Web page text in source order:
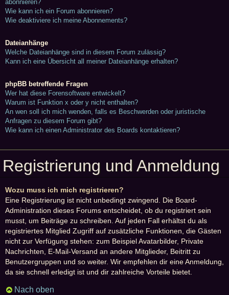
abonnieren?
Wie kann ich ein Forum abonnieren?
Wie deaktiviere ich meine Abonnements?
Dateianhänge
Welche Dateianhänge sind in diesem Forum zulässig?
Kann ich eine Übersicht all meiner Dateianhänge erhalten?
phpBB betreffende Fragen
Wer hat diese Forensoftware entwickelt?
Warum ist Funktion x oder y nicht enthalten?
An wen soll ich mich wenden, falls es Beschwerden oder juristische
Anfragen zu diesem Forum gibt?
Wie kann ich einen Administrator des Boards kontaktieren?
Registrierung und Anmeldung
Wozu muss ich mich registrieren?
Eine Registrierung ist nicht unbedingt zwingend. Die Board-
Administration dieses Forums entscheidet, ob du registriert sein
musst, um Beiträge zu schreiben. Auf jeden Fall erhältst du als
registriertes Mitglied Zugriff auf zusätzliche Funktionen, die Gästen
nicht zur Verfügung stehen: zum Beispiel Avatarbilder, Private
Nachrichten, E-Mail-Versand an andere Mitglieder, Beitritt zu
Benutzergruppen und so weiter. Wir empfehlen dir eine Anmeldung,
da sie schnell erledigt ist und dir zahlreiche Vorteile bietet.
Nach oben